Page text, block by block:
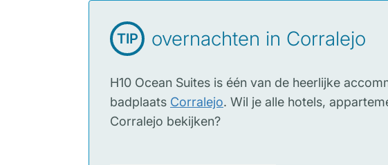
TIP overnachten in Corralejo
H10 Ocean Suites is één van de heerlijke
badplaats Corralejo. Wil je alle hotels,
Corralejo bekijken?